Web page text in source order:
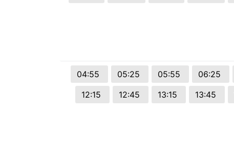
04:55 05:25 05:55 06:25
12:15
12:45 13:15 13:45